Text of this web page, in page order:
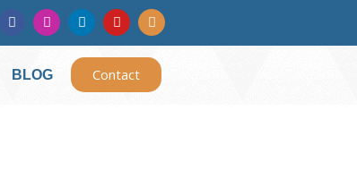
BLOG Contact